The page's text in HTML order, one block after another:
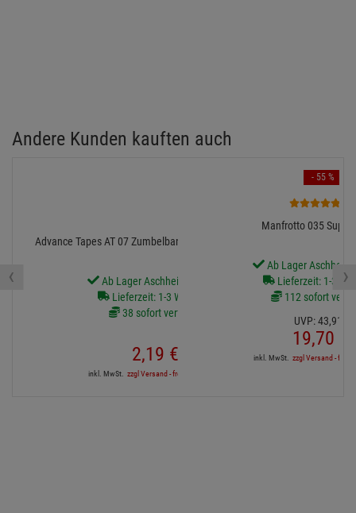
Andere Kunden kauften auch
Advance Tapes AT 07 Zumbelband 19mm/20m schwarz
Ab Lager Aschheim lieferbar
Lieferzeit: 1-3 Werktage
38 sofort verfügbar
2,19 €
inkl. MwSt. zzgl Versand - frei ab 90,-€ in DE
Manfrotto 035
Ab Lager
Lieferzeit: 1-3
112 sofort
UVP:43,91
19,70
inkl. MwSt. zzgl Versand - frei
- 55 %
‹ ›